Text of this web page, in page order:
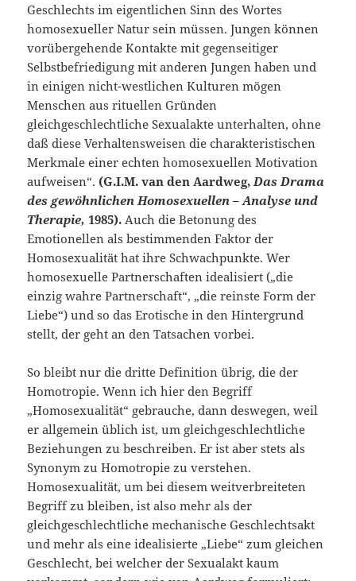
Geschlechts im eigentlichen Sinn des Wortes
homosexueller Natur sein müssen. Jungen können
vorübergehende Kontakte mit gegenseitiger
Selbstbefriedigung mit anderen Jungen haben und
in einigen nicht-westlichen Kulturen mögen
Menschen aus rituellen Gründen
gleichgeschlechtliche Sexualakte unterhalten, ohne
daß diese Verhaltensweisen die charakteristischen
Merkmale einer echten homosexuellen Motivation
aufweisen“. (G.I.M. van den Aardweg,Das Drama
des gewöhnlichen Homosexuellen – Analyse und
Therapie, 1985). Auch die Betonung des
Emotionellen als bestimmenden Faktor der
Homosexualität hat ihre Schwachpunkte. Wer
homosexuelle Partnerschaften idealisiert („die
einzig wahre Partnerschaft“, „die reinste Form der
Liebe“) und so das Erotische in den Hintergrund
stellt, der geht an den Tatsachen vorbei.
So bleibt nur die dritte Definition übrig, die der
Homotropie. Wenn ich hier den Begriff
„Homosexualität“ gebrauche, dann deswegen, weil
er allgemein üblich ist, um gleichgeschlechtliche
Beziehungen zu beschreiben. Er ist aber stets als
Synonym zu Homotropie zu verstehen.
Homosexualität, um bei diesem weitverbreiteten
Begriff zu bleiben, ist also mehr als der
gleichgeschlechtliche mechanische Geschlechtsakt
und mehr als eine idealisierte „Liebe“ zum gleichen
Geschlecht, bei welcher der Sexualakt kaum